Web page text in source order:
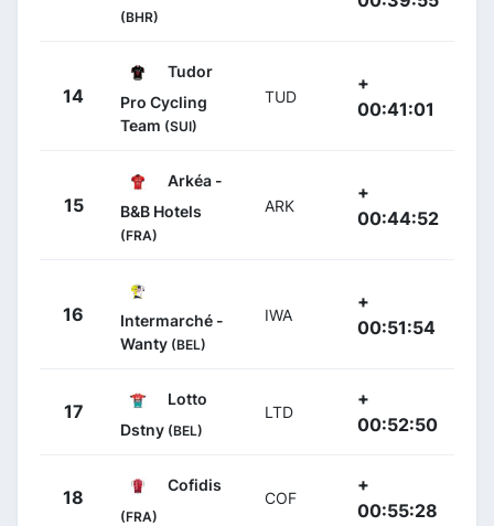
(BHR)
14
Tudor
Pro Cycling
Team (SUI)
TUD
+
00:41:01
15
Arkéa -
B&B Hotels
(FRA)
ARK
+
00:44:52
16
Intermarché -
Wanty (BEL)
IWA
+
00:51:54
17
Lotto
Dstny (BEL)
LTD
+
00:52:50
18
Cofidis
(FRA)
COF
+
00:55:28